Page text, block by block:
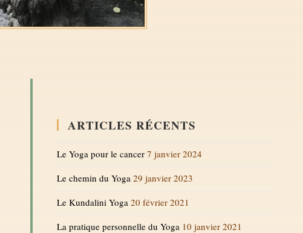
ARTICLES RÉCENTS
Le Yoga pour le cancer 7 janvier 2024
Le chemin du Yoga 29 janvier 2023
Le Kundalini Yoga 20 février 2021
La pratique personnelle du Yoga 10 janvier 2021